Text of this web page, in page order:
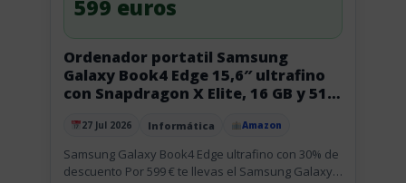
Publicado el
27 Jul 2026 Informática Amazon
Ordenador portatil Samsung
Galaxy Book4 Edge 15,6″ ultrafino
con Snapdragon X Elite, 16 GB y 512
599 euros
Samsung Galaxy Book4 Edge ultrafino con 30% de
descuento Por 599 € te llevas el Samsung Galaxy